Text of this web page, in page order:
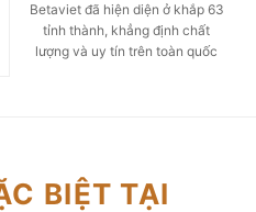
Betaviet đã hiện diện ở khắp 63
tỉnh thành, khẳng định chất
lượng và uy tín trên toàn quốc
BIỆT TẠI